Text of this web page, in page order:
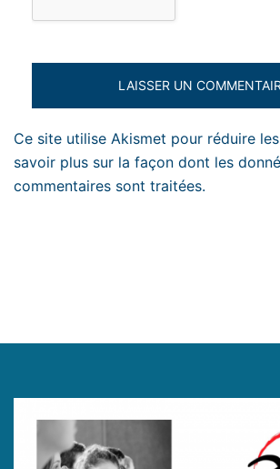
Ce site utilise Akismet pour réduire
savoir plus sur la façon dont les
commentaires sont traitées.